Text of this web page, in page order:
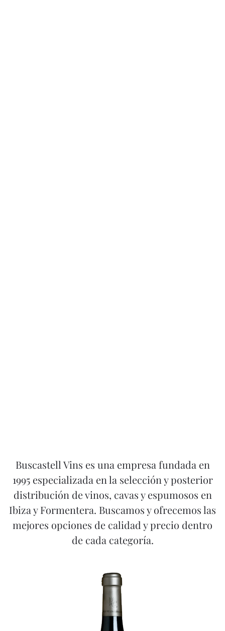
Buscastell Vins es una empresa fundada en
1995 especializada en la selección y posterior
distribución de vinos, cavas y espumosos en
Ibiza y Formentera. Buscamos y ofrecemos las
mejores opciones de calidad y precio dentro
de cada categoría.